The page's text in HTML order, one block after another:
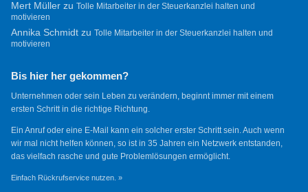
Mert Müllerzu Tolle Mitarbeiter in der Steuerkanzlei halten und
motivieren
Annika Schmidtzu Tolle Mitarbeiter in der Steuerkanzlei halten und
motivieren
Bis hier her gekommen?
Unternehmen oder sein Leben zu verändern, beginnt immer mit einem
ersten Schritt in die richtige Richtung.
Ein Anruf oder eine E-Mail kann ein solcher erster Schritt sein. Auch wenn
wir mal nicht helfen können, so ist in 35 Jahren ein Netzwerk entstanden,
das vielfach rasche und gute Problemlösungen ermöglicht.
Einfach Rückrufservice nutzen. »